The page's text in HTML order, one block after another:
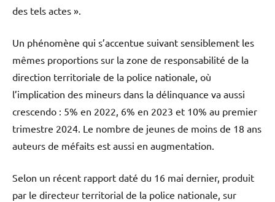
des tels actes ».
Un phénomène qui s’accentue suivant sensiblement les
mêmes proportions sur la zone de responsabilité de la
direction territoriale de la police nationale, où
l’implication des mineurs dans la délinquance va aussi
crescendo : 5% en 2022, 6% en 2023 et 10% au premier
trimestre 2024. Le nombre de jeunes de moins de 18 ans
auteurs de méfaits est aussi en augmentation.
Selon un récent rapport daté du 16 mai dernier, produit
par le directeur territorial de la police nationale, sur